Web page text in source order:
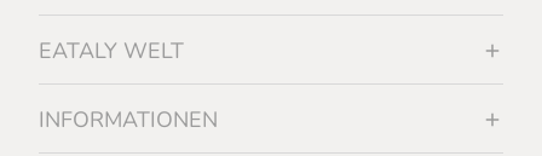
EATALY WELT
INFORMATIONEN